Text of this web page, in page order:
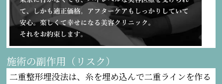
施術の副作用（リスク）
二重整形埋没法は、糸を埋め込んで二重ラインを作る